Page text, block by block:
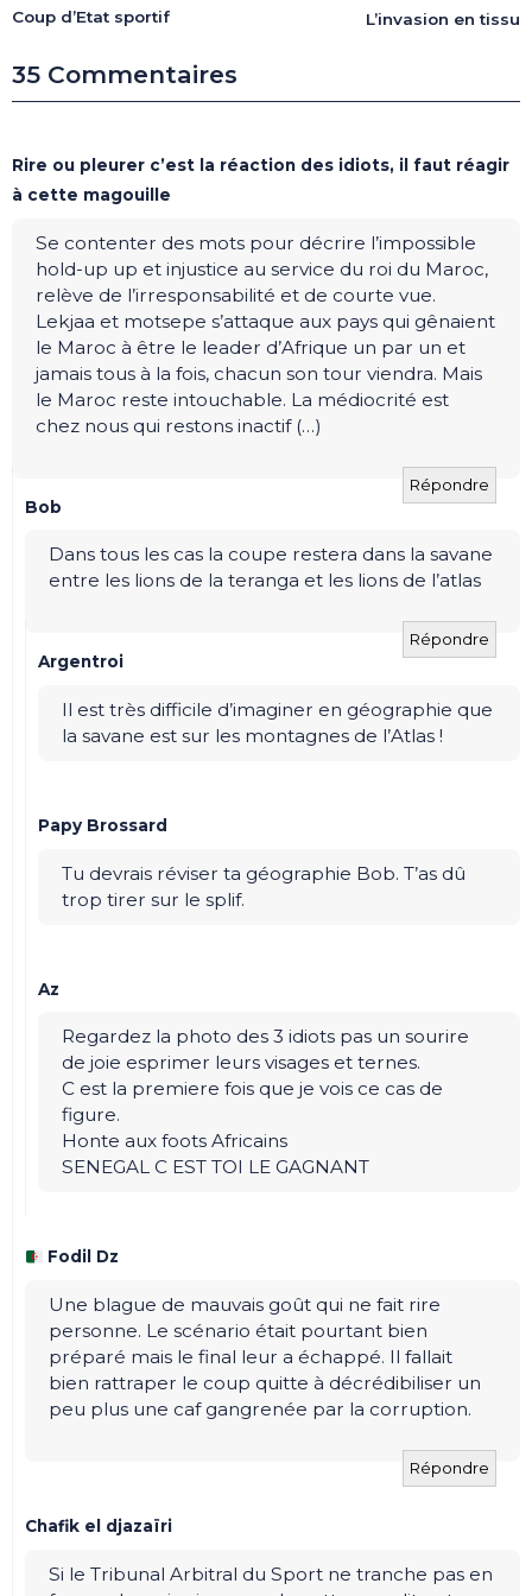
Coup d’Etat sportif L’invasion en tissu
35 Commentaires
Rire ou pleurer c’est la réaction des idiots, il faut réagir
à cette magouille
Se contenter des mots pour décrire l’impossible
hold-up up et injustice au service du roi du Maroc,
relève de l’irresponsabilité et de courte vue.
Lekjaa et motsepe s’attaque aux pays qui gênaient
le Maroc à être le leader d’Afrique un par un et
jamais tous à la fois, chacun son tour viendra. Mais
le Maroc reste intouchable. La médiocrité est
chez nous qui restons inactif (…)
Répondre
Bob
Dans tous les cas la coupe restera dans la savane
entre les lions de la teranga et les lions de l’atlas
Répondre
Argentroi
Il est très difficile d’imaginer en géographie que
la savane est sur les montagnes de l’Atlas !
Papy Brossard
Tu devrais réviser ta géographie Bob. T’as dû
trop tirer sur le splif.
Az
Regardez la photo des 3 idiots pas un sourire
de joie esprimer leurs visages et ternes.
C est la premiere fois que je vois ce cas de
figure.
Honte aux foots Africains
SENEGAL C EST TOI LE GAGNANT
Fodil Dz
Une blague de mauvais goût qui ne fait rire
personne. Le scénario était pourtant bien
préparé mais le final leur a échappé. Il fallait
bien rattraper le coup quitte à décrédibiliser un
peu plus une caf gangrenée par la corruption.
Répondre
Chafik el djazaïri
Si le Tribunal Arbitral du Sport ne tranche pas en